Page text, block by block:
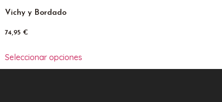
Vichy y Bordado
74,95 €
Seleccionar opciones